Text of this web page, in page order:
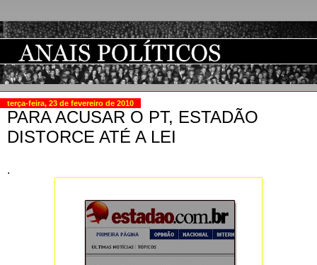
terça-feira, 23 de fevereiro de 2010
PARA ACUSAR O PT, ESTADÃO
DISTORCE ATÉ A LEI
.